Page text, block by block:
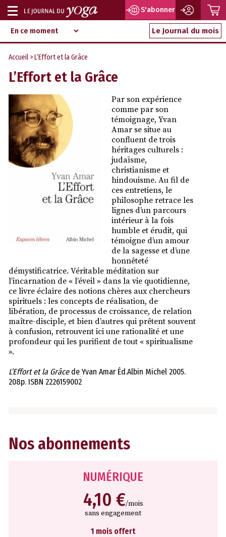
Aller
au
contenu
d‘information
indépendant
Afficher
ou
masquer
la
navigation
S'abonner
Le Journal du mois
Accueil > L’Effort et la Grâce
L’Effort et la Grâce
Par son expérience
comme par son
témoignage, Yvan
Amar se situe au
confluent de trois
héritages culturels :
judaïsme,
christianisme et
hindouisme. Au fil de
ces entretiens, le
philosophe retrace les
lignes d’un parcours
intérieur à la fois
humble et érudit, qui
témoigne d’un amour
de la sagesse et d’une
honnêteté
démystificatrice. Véritable méditation sur
l’incarnation de « l’éveil » dans la vie quotidienne,
ce livre éclaire des notions chères aux chercheurs
spirituels : les concepts de réalisation, de
libération, de processus de croissance, de relation
maître-disciple, et bien d’autres qui prêtent souvent
à confusion, retrouvent ici une rationalité et une
profondeur qui les purifient de tout « spiritualisme
».
L’Effort et la Grâcede Yvan Amar Éd.Albin Michel 2005.
208p. ISBN 2226159002
Nos abonnements
NUMÉRIQUE
4,10 €/mois
sans engagement
1 mois offert